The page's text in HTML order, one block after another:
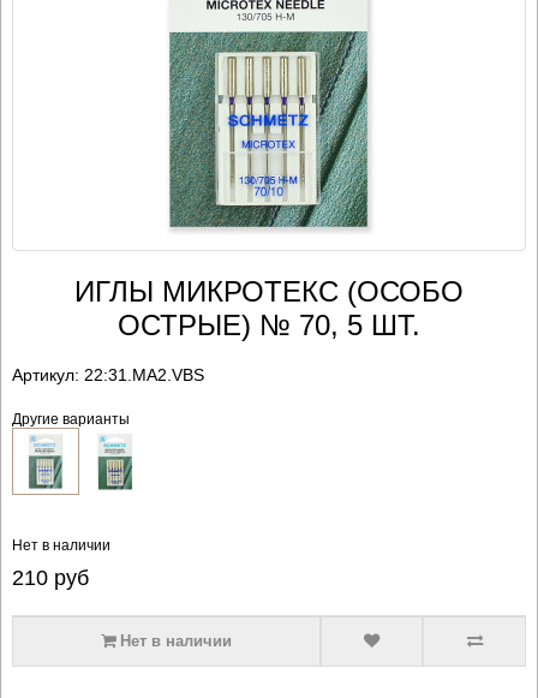
ИГЛЫ МИКРОТЕКС (ОСОБО
ОСТРЫЕ) № 70, 5 ШТ.
Артикул: 22:31.MA2.VBS
Другие варианты
Нет в наличии
210руб
Нет в наличии